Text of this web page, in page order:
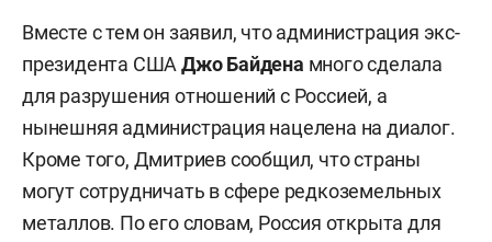
Вместе с тем он заявил, что администрация экс-
президента СШАДжо Байдена много сделала
для разрушения отношений с Россией, а
нынешняя администрация нацелена на диалог.
Кроме того, Дмитриев сообщил, что страны
могут сотрудничать в сфере редкоземельных
металлов. По его словам, Россия открыта для